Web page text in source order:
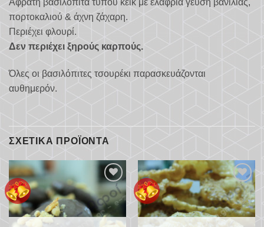
Αφράτη βασιλόπιτα τύπου κέικ με ελαφριά γεύση βανίλιας,
πορτοκαλιού & άχνη ζάχαρη.
Περιέχει φλουρί.
Δεν περιέχει ξηρούς καρπούς.
Όλες οι βασιλόπιτες τσουρέκι παρασκευάζονται
αυθημερόν.
ΣΧΕΤΙΚΆ ΠΡΟΪΌΝΤΑ
Προσθήκη
στα
αγαπημένα
Προσθήκη
στα
αγαπημένα